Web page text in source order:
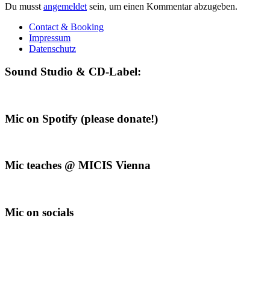
Du musst angemeldet sein, um einen Kommentar abzugeben.
Contact & Booking
Impressum
Datenschutz
Sound Studio & CD-Label:
Mic on Spotify (please donate!)
Mic teaches @ MICIS Vienna
Mic on socials